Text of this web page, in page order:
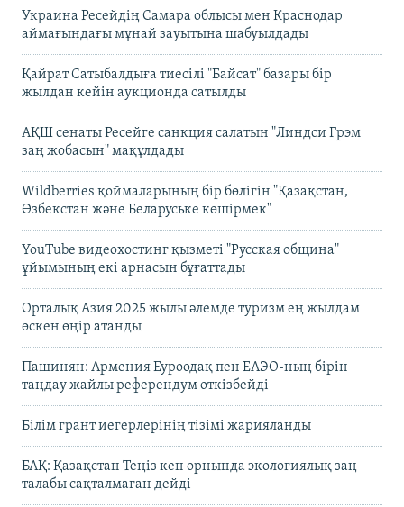
Украина Ресейдің Самара облысы мен Краснодар
аймағындағы мұнай зауытына шабуылдады
Қайрат Сатыбалдыға тиесілі "Байсат" базары бір
жылдан кейін аукционда сатылды
АҚШ сенаты Ресейге санкция салатын "Линдси Грэм
заң жобасын" мақұлдады
Wildberries қоймаларының бір бөлігін "Қазақстан,
Өзбекстан және Беларуське көшірмек"
YouTube видеохостинг қызметі "Русская община"
ұйымының екі арнасын бұғаттады
Орталық Азия 2025 жылы әлемде туризм ең жылдам
өскен өңір атанды
Пашинян: Армения Еуроодақ пен ЕАЭО-ның бірін
таңдау жайлы референдум өткізбейді
Білім грант иегерлерінің тізімі жарияланды
БАҚ: Қазақстан Теңіз кен орнында экологиялық заң
талабы сақталмаған дейді